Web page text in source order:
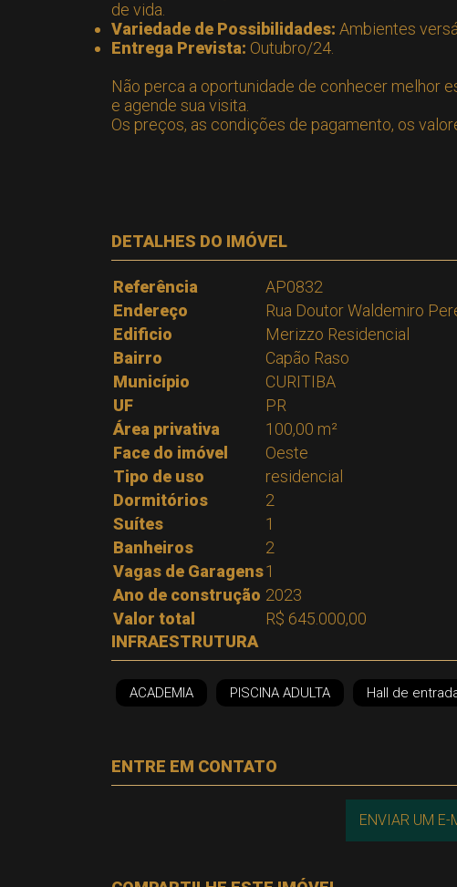
de vida.
Variedade de Possibilidades: Ambientes
Entrega Prevista: Outubro/24.
Não perca a oportunidade de conhecer melhor
e agende sua visita.
Os preços, as condições de pagamento, os
DETALHES DO IMÓVEL
Referência
AP0832
Endereço
Rua Doutor Waldemiro
Edificio
Merizzo Residencial
Bairro
Capão Raso
Município
CURITIBA
UF
PR
Área privativa
100,00 m²
Face do imóvel
Oeste
Tipo de uso
residencial
Dormitórios
2
Suítes
1
Banheiros
2
Vagas de Garagens1
Ano de construção 2023
Valor total
R$ 645.000,00
INFRAESTRUTURA
ACADEMIA PISCINA ADULTA Hall de
ENTRE EM CONTATO
ENVIAR UM E-